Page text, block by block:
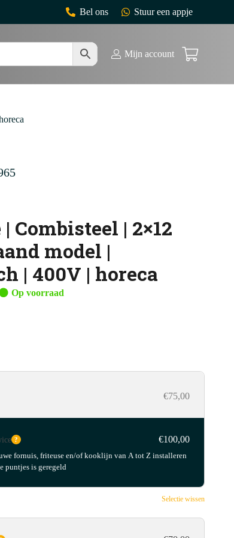
Bel ons Stuur een appje
Mijn account
Combisteel | 2×12
model |
| 400V | horeca
Op voorraad
€75,00
€100,00
?
fornuis, friteuse en/of kooklijn van A tot Z installeren
puntjes is geregeld
Selectie wissen